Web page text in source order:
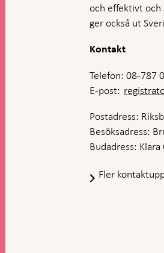
och effektivt och
ger också ut
Kontakt
Telefon: 08-787
E-post:
Postadress:
Besöksadress:
Budadress:
Fler